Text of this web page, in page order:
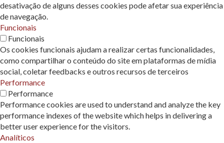
desativação de alguns desses cookies pode afetar sua experiência
de navegação.
Funcionais
Funcionais
Os cookies funcionais ajudam a realizar certas funcionalidades,
como compartilhar o conteúdo do site em plataformas de mídia
social, coletar feedbacks e outros recursos de terceiros
Performance
Performance
Performance cookies are used to understand and analyze the key
performance indexes of the website which helps in delivering a
better user experience for the visitors.
Analíticos